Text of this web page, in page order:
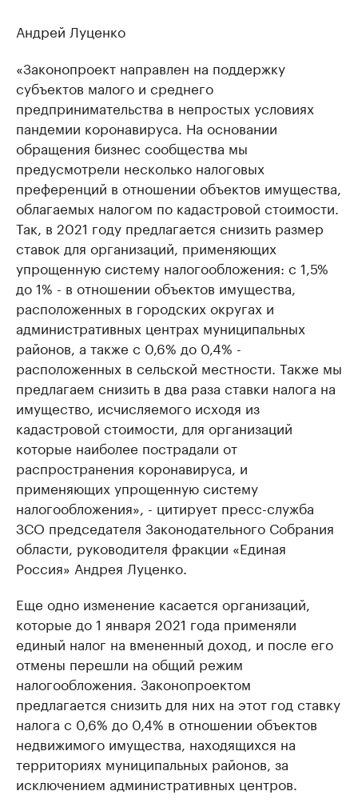
Андрей Луценко
«Законопроект направлен на поддержку
субъектов малого и среднего
предпринимательства в непростых условиях
пандемии коронавируса. На основании
обращения бизнес сообщества мы
предусмотрели несколько налоговых
преференций в отношении объектов имущества,
облагаемых налогом по кадастровой стоимости.
Так, в 2021 году предлагается снизить размер
ставок для организаций, применяющих
упрощенную систему налогообложения: с 1,5%
до 1% - в отношении объектов имущества,
расположенных в городских округах и
административных центрах муниципальных
районов, а также с 0,6% до 0,4% -
расположенных в сельской местности. Также мы
предлагаем снизить в два раза ставки налога на
имущество, исчисляемого исходя из
кадастровой стоимости, для организаций
которые наиболее пострадали от
распространения коронавируса, и
применяющих упрощенную систему
налогообложения», - цитирует пресс-служба
ЗСО председателя Законодательного Собрания
области, руководителя фракции «Единая
Россия» Андрея Луценко.
Еще одно изменение касается организаций,
которые до 1 января 2021 года применяли
единый налог на вмененный доход, и после его
отмены перешли на общий режим
налогообложения. Законопроектом
предлагается снизить для них на этот год ставку
налога с 0,6% до 0,4% в отношении объектов
недвижимого имущества, находящихся на
территориях муниципальных районов, за
исключением административных центров.